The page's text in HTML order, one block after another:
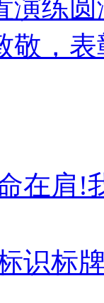
演练
敬，
在肩!
识标